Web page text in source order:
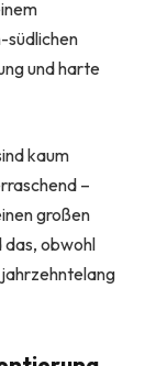
südlichen
und harte
kaum
–
großen
das, obwohl